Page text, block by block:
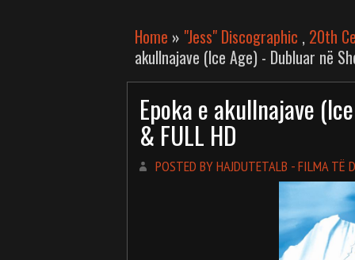
Home » "Jess" Discographic , 20th
akullnajave (Ice Age) - Dubluar në
Epoka e akullnajave
& FULL HD
POSTED BY HAJDUTETALB - FILMA TË